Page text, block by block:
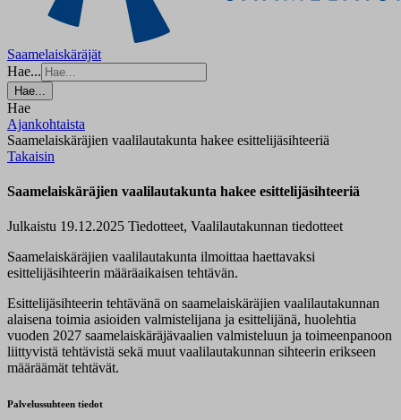
Saamelaiskäräjät
Hae...
Hae...
Hae
Ajankohtaista
Saamelaiskäräjien vaalilautakunta hakee esittelijäsihteeriä
Takaisin
Saamelaiskäräjien vaalilautakunta hakee esittelijäsihteeriä
Julkaistu 19.12.2025 Tiedotteet, Vaalilautakunnan tiedotteet
Saamelaiskäräjien vaalilautakunta ilmoittaa haettavaksi
esittelijäsihteerin määräaikaisen tehtävän.
Esittelijäsihteerin tehtävänä on saamelaiskäräjien vaalilautakunnan
alaisena toimia asioiden valmistelijana ja esittelijänä, huolehtia
vuoden 2027 saamelaiskäräjävaalien valmisteluun ja toimeenpanoon
liittyvistä tehtävistä sekä muut vaalilautakunnan sihteerin erikseen
määräämät tehtävät.
Palvelussuhteen tiedot